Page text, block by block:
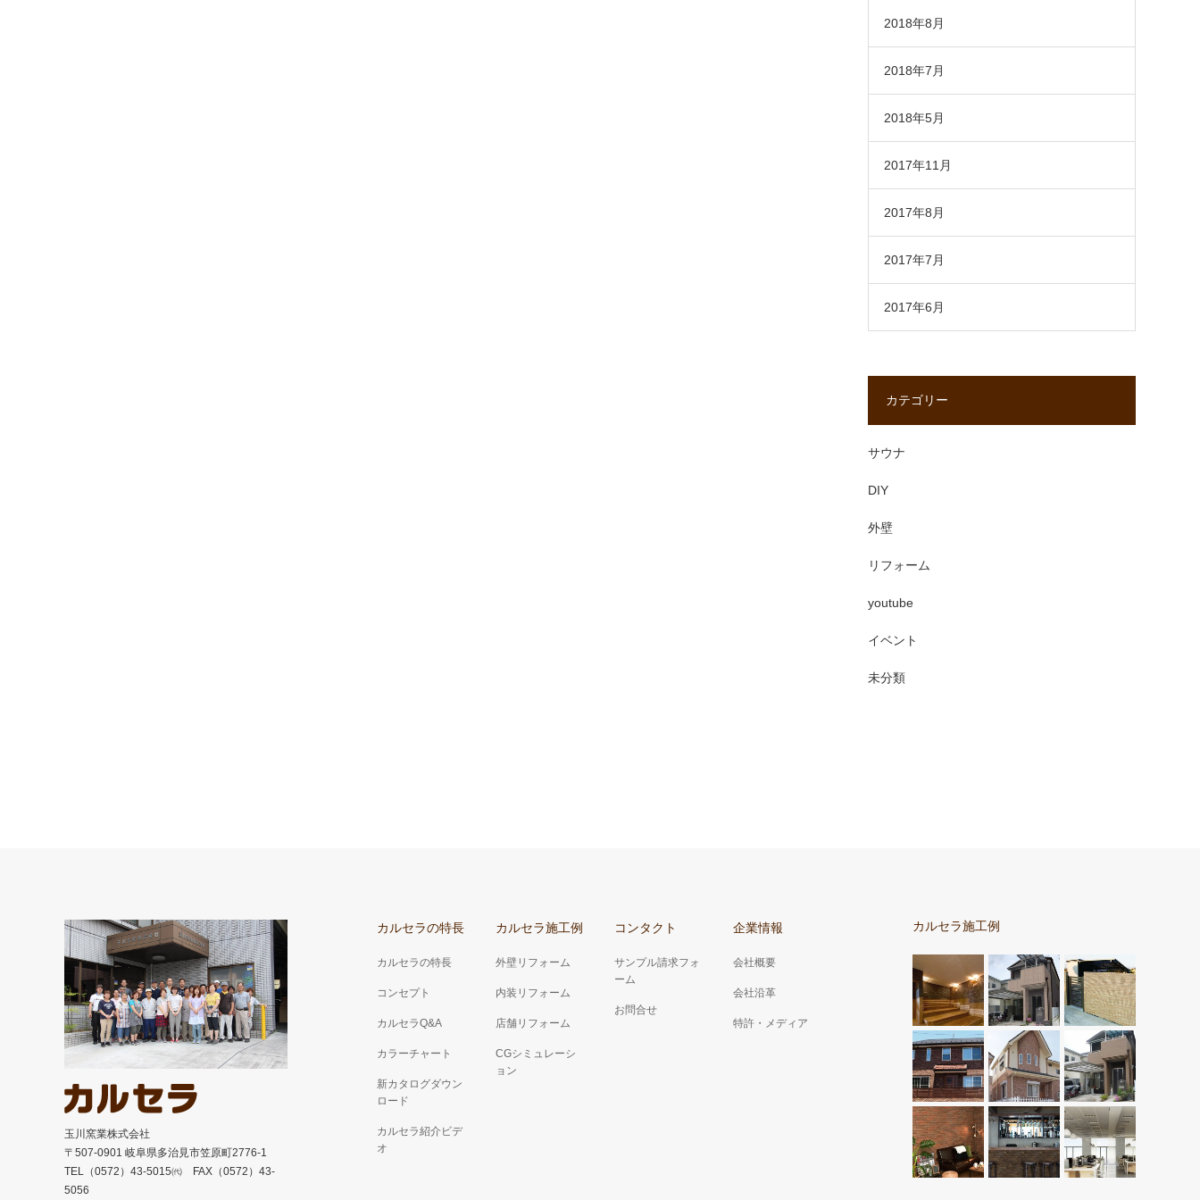
2018年8月
2018年7月
2018年5月
2017年11月
2017年8月
2017年7月
2017年6月
カテゴリー
サウナ
DIY
外壁
リフォーム
youtube
イベント
未分類
カルセラの特長
カルセラの特長
コンセプト
カルセラQ&A
カラーチャート
新カタログダウン
ロード
カルセラ紹介ビデ
オ
カルセラ施工例
外壁リフォーム
内装リフォーム
店舗リフォーム
CGシミュレーシ
ョン
コンタクト
サンプル請求フォ
ーム
お問合せ
企業情報
会社概要
会社沿革
特許・メディア
カルセラ施工例
玉川窯業株式会社
〒507-0901 岐阜県多治見市笠原町2776-1
TEL（0572）43-5015㈹ FAX（0572）43-
5056